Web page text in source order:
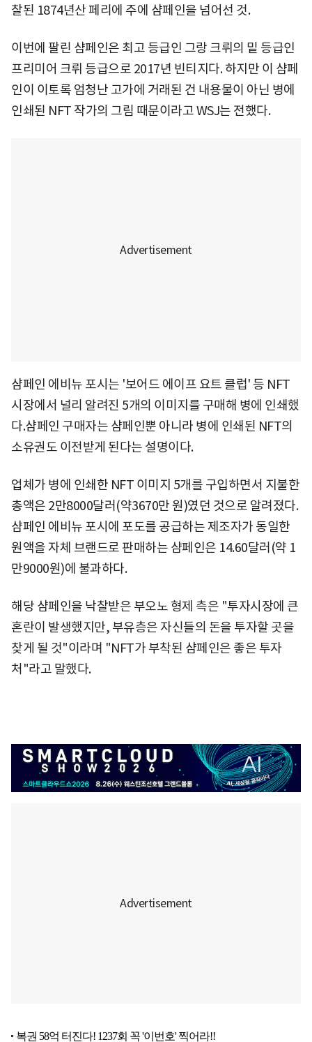
찰된 1874년산 페리에 주에 샴페인을 넘어선 것.
이번에 팔린 샴페인은 최고 등급인 그랑 크뤼의 밑 등급인
프리미어 크뤼 등급으로 2017년 빈티지다. 하지만 이 샴페
인이 이토록 엄청난 고가에 거래된 건 내용물이 아닌 병에
인쇄된 NFT 작가의 그림 때문이라고 WSJ는 전했다.
샴페인 에비뉴 포시는 '보어드 에이프 요트 클럽' 등 NFT
시장에서 널리 알려진 5개의 이미지를 구매해 병에 인쇄했
다.샴페인 구매자는 샴페인뿐 아니라 병에 인쇄된 NFT의
소유권도 이전받게 된다는 설명이다.
업체가 병에 인쇄한 NFT 이미지 5개를 구입하면서 지불한
총액은 2만8000달러(약3670만 원)였던 것으로 알려졌다.
샴페인 에비뉴 포시에 포도를 공급하는 제조자가 동일한
원액을 자체 브랜드로 판매하는 샴페인은 14.60달러(약 1
만9000원)에 불과하다.
해당 샴페인을 낙찰받은 부오노 형제 측은 "투자시장에 큰
혼란이 발생했지만, 부유층은 자신들의 돈을 투자할 곳을
찾게 될 것"이라며 "NFT가 부착된 샴페인은 좋은 투자
처"라고 말했다.